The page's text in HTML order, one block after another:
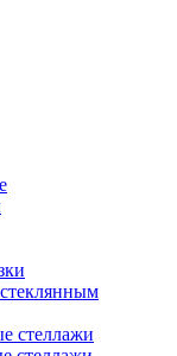
стеллажи